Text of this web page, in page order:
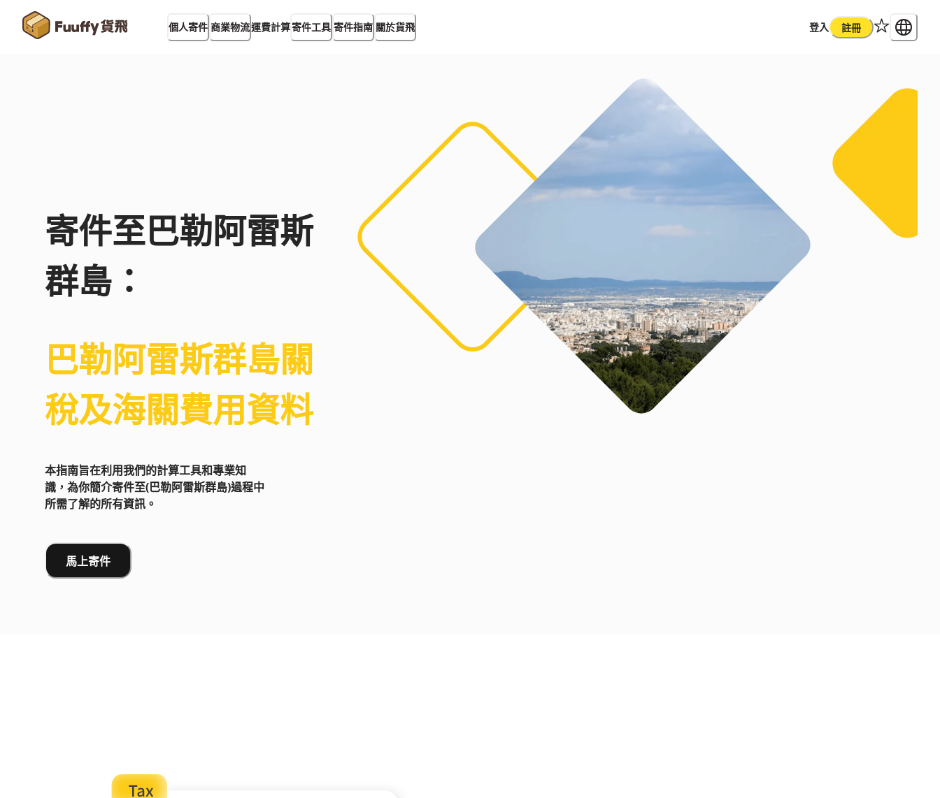
個人寄件 商業物流運費計算寄件工具 寄件指南 關於貨飛 登入 註冊
寄件至巴勒阿雷斯
群島 ：
巴勒阿雷斯群島關
稅及海關費用資料
本指南旨在利用我們的計算工具和專業知
識，為你簡介寄件至(巴勒阿雷斯群島)過程中
所需了解的所有資訊。
馬上寄件